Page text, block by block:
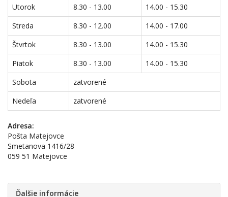
Utorok
8.30 - 13.00
14.00 - 15.30
Streda
8.30 - 12.00
14.00 - 17.00
Štvrtok
8.30 - 13.00
14.00 - 15.30
Piatok
8.30 - 13.00
14.00 - 15.30
Sobota
zatvorené
Nedeľa
zatvorené
Adresa:
Pošta Matejovce
Smetanova 1416/28
059 51 Matejovce
Ďalšie informácie